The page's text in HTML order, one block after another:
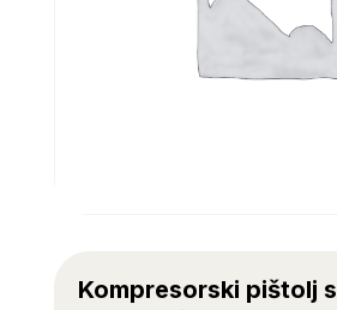
Kompresorski pištolj s